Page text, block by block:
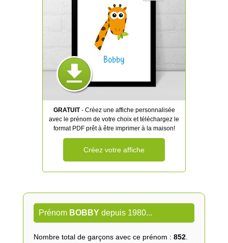
Bobby
GRATUIT- Créez une affiche personnalisée
avec le prénom de votre choix et téléchargez le
format PDF prêt à être imprimer à la maison!
Créez votre affiche
Prénom BOBBYdepuis 1980...
Nombre total de garçons avec ce prénom : 852.